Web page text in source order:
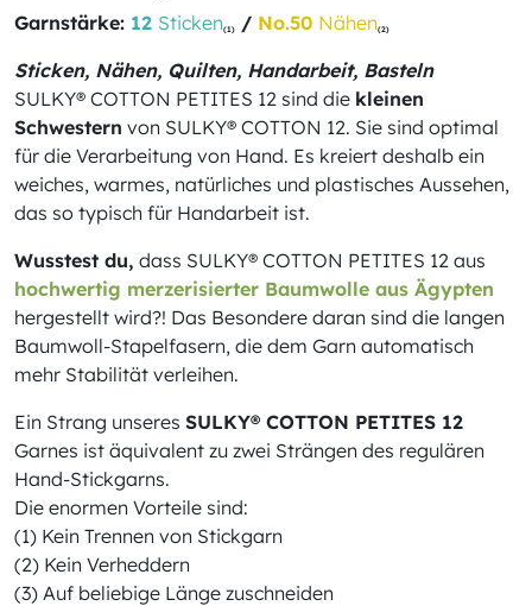
Garnstärke: 12 Sticken(1) / No.50 Nähen(2)
Sticken, Nähen, Quilten, Handarbeit, Basteln
SULKY® COTTON PETITES 12 sind die kleinen
Schwestern von SULKY® COTTON 12. Sie sind optimal
für die Verarbeitung von Hand. Es kreiert deshalb ein
weiches, warmes, natürliches und plastisches Aussehen,
das so typisch für Handarbeit ist.
Wusstest du, dass SULKY® COTTON PETITES 12 aus
hochwertig merzerisierter Baumwolle aus Ägypten
hergestellt wird?! Das Besondere daran sind die langen
Baumwoll-Stapelfasern, die dem Garn automatisch
mehr Stabilität verleihen.
Ein Strang unseres SULKY® COTTON PETITES 12
Garnes ist äquivalent zu zwei Strängen des regulären
Hand-Stickgarns.
Die enormen Vorteile sind:
(1) Kein Trennen von Stickgarn
(2) Kein Verheddern
(3) Auf beliebige Länge zuschneiden